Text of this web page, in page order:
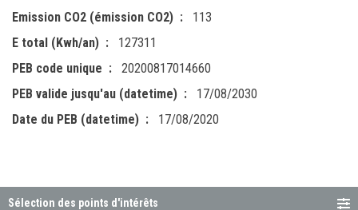
Emission CO2 (émission CO2)
113
E total (Kwh/an)
127311
PEB code unique
20200817014660
PEB valide jusqu'au (datetime)
17/08/2030
Date du PEB (datetime)
17/08/2020
Sélection des points d'intérêts